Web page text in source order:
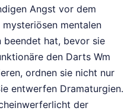
Angst vor dem
mentalen
beendet hat, bevor sie
den Darts Wm
ordnen sie nicht nur
entwerfen Dramaturgien.
der